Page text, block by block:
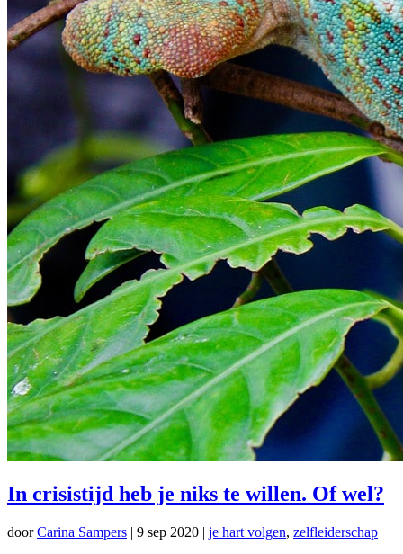
In crisistijd heb je niks te willen. Of wel?
doorCarina Sampers | 9 sep 2020 | je hart volgen, zelfleiderschap